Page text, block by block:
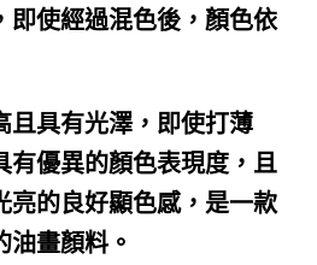
即使經過混色後，顏色依
且具有光澤，即使打薄
有優異的顏色表現度，且
亮的良好顯色感，是一款
油畫顏料。